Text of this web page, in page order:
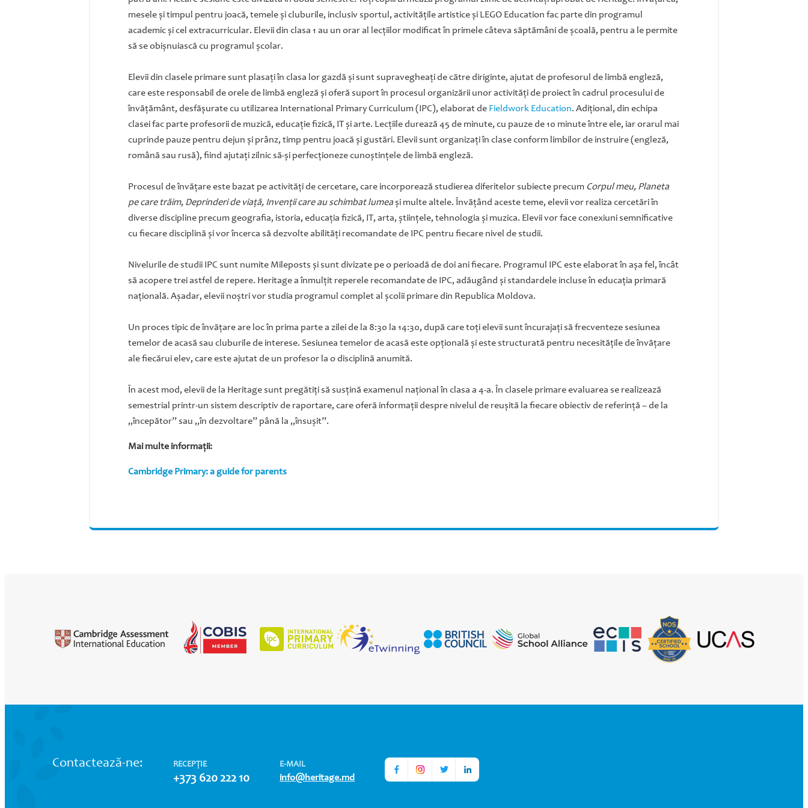
mesele şi timpul pentru joacă, temele şi cluburile, inclusiv sportul, activităţile artistice şi LEGO Education fac parte din programul
academic şi cel extracurricular. Elevii din clasa 1 au un orar al lecţiilor modificat în primele câteva săptămâni de şcoală, pentru a le permite
să se obişnuiască cu programul şcolar.
Elevii din clasele primare sunt plasaţi în clasa lor gazdă şi sunt supravegheaţi de către diriginte, ajutat de profesorul de limbă engleză,
care este responsabil de orele de limbă engleză şi oferă suport în procesul organizării unor activităţi de proiect în cadrul procesului de
învăţământ, desfăşurate cu utilizarea International Primary Curriculum (IPC), elaborat de Fieldwork Education. Adiţional, din echipa
clasei fac parte profesorii de muzică, educaţie fizică, IT şi arte. Lecţiile durează 45 de minute, cu pauze de 10 minute între ele, iar orarul mai
cuprinde pauze pentru dejun şi prânz, timp pentru joacă şi gustări. Elevii sunt organizaţi în clase conform limbilor de instruire (engleză,
română sau rusă), fiind ajutaţi zilnic să-şi perfecţioneze cunoştinţele de limbă engleză.
Procesul de învăţare este bazat pe activităţi de cercetare, care incorporează studierea diferitelor subiecte precum Corpul meu, Planeta
pe care trăim, Deprinderi de viaţă, Invenţii care au schimbat lumeaşi multe altele. Învăţând aceste teme, elevii vor realiza cercetări în
diverse discipline precum geografia, istoria, educaţia fizică, IT, arta, ştiinţele, tehnologia şi muzica. Elevii vor face conexiuni semnificative
cu fiecare disciplină şi vor încerca să dezvolte abilităţi recomandate de IPC pentru fiecare nivel de studii.
Nivelurile de studii IPC sunt numite Mileposts şi sunt divizate pe o perioadă de doi ani fiecare. Programul IPC este elaborat în aşa fel, încât
să acopere trei astfel de repere. Heritage a înmulţit reperele recomandate de IPC, adăugând şi standardele incluse în educaţia primară
naţională. Aşadar, elevii noştri vor studia programul complet al şcolii primare din Republica Moldova.
Un proces tipic de învăţare are loc în prima parte a zilei de la 8:30 la 14:30, după care toţi elevii sunt încurajaţi să frecventeze sesiunea
temelor de acasă sau cluburile de interese. Sesiunea temelor de acasă este opţională şi este structurată pentru necesităţile de învăţare
ale fiecărui elev, care este ajutat de un profesor la o disciplină anumită.
În acest mod, elevii de la Heritage sunt pregătiţi să susţină examenul naţional în clasa a 4-a. În clasele primare evaluarea se realizează
semestrial printr-un sistem descriptiv de raportare, care oferă informaţii despre nivelul de reuşită la fiecare obiectiv de referinţă – de la
„începător” sau „în dezvoltare” până la „însuşit”.
Mai multe informaţii:
Cambridge Primary: a guide for parents
Contactează-ne: RECEPȚIE
+373 620 222 10
E-MAIL
info@heritage.md